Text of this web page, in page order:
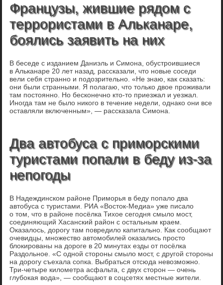
Французы, жившие рядом с
террористами в Альканаре,
боялись заявить на них
В беседе с изданием Даниэль и Симона, обустроившиеся
в Альканаре 20 лет назад, рассказали, что новые соседи
вели себя странно и подозрительно. «Не знаю, как сказать:
они были странными. Я полагаю, что только двое проживали
там постоянно. Но бесконечно кто-то приезжал и уезжал.
Иногда там не было никого в течение недели, однако они все
оставляли включенным», — рассказала Симона.
Два автобуса с приморскими
туристами попали в беду из-за
непогоды
В Надеждинском районе Приморья в беду попало два
автобуса с туристами. РИА «Восток-Медиа» уже писало
о том, что в районе посёлка Тихое сегодня смыло мост,
соединяющий Хасанский район с остальным краем.
Оказалось, дорогу там повредило капитально. Как сообщают
очевидцы, множество автомобилей оказались просто
блокированы на дороге в 20 минутах езды от посёлка
Раздольное. «С одной стороны смыло мост, с другой стороны
на дорогу съехала сопка. Выбраться отсюда невозможно.
Три-четыре километра асфальта, с двух сторон — очень
глубокая вода», — сообщают в соцсетях местные жители.